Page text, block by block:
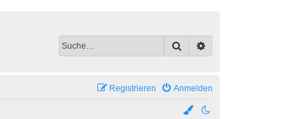
Suche
Anmelden
Registrieren